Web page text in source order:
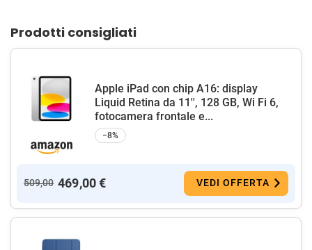
Prodotti consigliati
Apple iPad con chip A16: display
Liquid Retina da 11'', 128 GB, Wi Fi 6,
fotocamera frontale e...
−8%
509,00 469,00 € VEDI OFFERTA